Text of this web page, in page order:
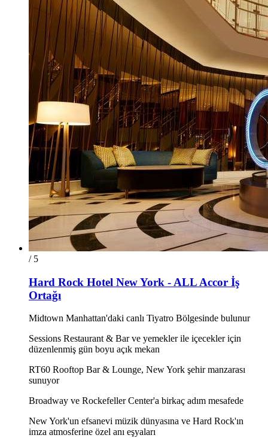
/ 5
Hard Rock Hotel New York - ALL Accor İş
Ortağı
Midtown Manhattan'daki canlı Tiyatro Bölgesinde bulunur
Sessions Restaurant & Bar ve yemekler ile içecekler için
düzenlenmiş gün boyu açık mekan
RT60 Rooftop Bar & Lounge, New York şehir manzarası
sunuyor
Broadway ve Rockefeller Center'a birkaç adım mesafede
New York'un efsanevi müzik dünyasına ve Hard Rock'ın
imza atmosferine özel anı eşyaları